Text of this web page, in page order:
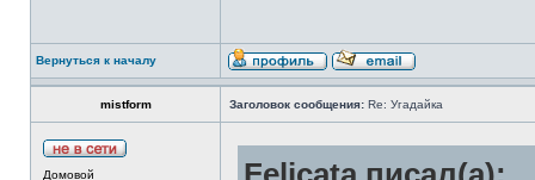
Вернуться к началу
mistform Заголовок сообщения: Re: Угадайка
Домовой